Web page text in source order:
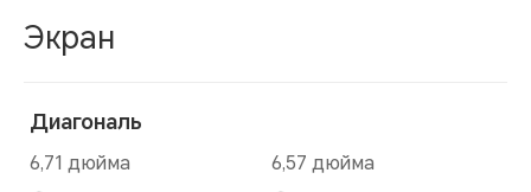
Экран
Диагональ
6,71 дюйма 6,57 дюйма